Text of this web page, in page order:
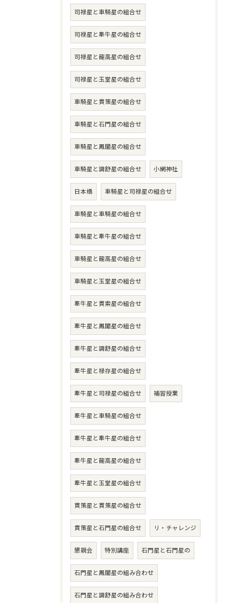
司禄星と車騎星の組合せ
司禄星と牽牛星の組合せ
司禄星と龍高星の組合せ
司禄星と玉堂星の組合せ
車騎星と貫策星の組合せ
車騎星と石門星の組合せ
車騎星と鳳閣星の組合せ
車騎星と調舒星の組合せ 小網神社
日本橋 車騎星と司禄星の組合せ
車騎星と車騎星の組合せ
車騎星と牽牛星の組合せ
車騎星と龍高星の組合せ
車騎星と玉堂星の組合せ
牽牛星と貫索星の組合せ
牽牛星と鳳閣星の組合せ
牽牛星と調舒星の組合せ
牽牛星と禄存星の組合せ
牽牛星と司禄星の組合せ 補習授業
牽牛星と車騎星の組合せ
牽牛星と牽牛星の組合せ
牽牛星と龍高星の組合せ
牽牛星と玉堂星の組合せ
貫策星と貫策星の組合せ
貫策星と石門星の組合せ リ・チャレンジ
懇親会 特別講座 石門星と石門星の
石門星と鳳閣星の組み合わせ
石門星と調舒星の組み合わせ